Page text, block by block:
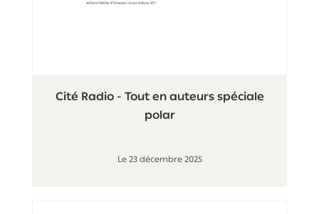
Cité Radio - Tout en auteurs spéciale
polar
Le 23 décembre 2025